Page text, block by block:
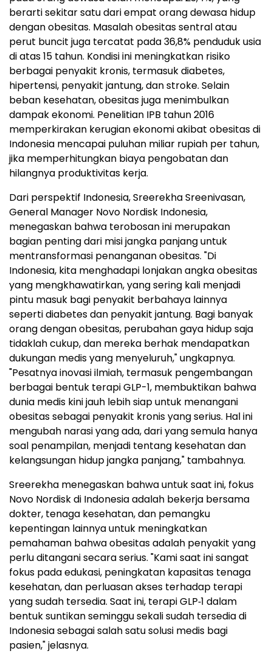
berarti sekitar satu dari empat orang dewasa hidup
dengan obesitas. Masalah obesitas sentral atau
perut buncit juga tercatat pada 36,8% penduduk usia
di atas 15 tahun. Kondisi ini meningkatkan risiko
berbagai penyakit kronis, termasuk diabetes,
hipertensi, penyakit jantung, dan stroke. Selain
beban kesehatan, obesitas juga menimbulkan
dampak ekonomi. Penelitian IPB tahun 2016
memperkirakan kerugian ekonomi akibat obesitas di
Indonesia mencapai puluhan miliar rupiah per tahun,
jika memperhitungkan biaya pengobatan dan
hilangnya produktivitas kerja.
Dari perspektif Indonesia, Sreerekha Sreenivasan,
General Manager Novo Nordisk Indonesia,
menegaskan bahwa terobosan ini merupakan
bagian penting dari misi jangka panjang untuk
mentransformasi penanganan obesitas. "Di
Indonesia, kita menghadapi lonjakan angka obesitas
yang mengkhawatirkan, yang sering kali menjadi
pintu masuk bagi penyakit berbahaya lainnya
seperti diabetes dan penyakit jantung. Bagi banyak
orang dengan obesitas, perubahan gaya hidup saja
tidaklah cukup, dan mereka berhak mendapatkan
dukungan medis yang menyeluruh," ungkapnya.
"Pesatnya inovasi ilmiah, termasuk pengembangan
berbagai bentuk terapi GLP-1, membuktikan bahwa
dunia medis kini jauh lebih siap untuk menangani
obesitas sebagai penyakit kronis yang serius. Hal ini
mengubah narasi yang ada, dari yang semula hanya
soal penampilan, menjadi tentang kesehatan dan
kelangsungan hidup jangka panjang," tambahnya.
Sreerekha menegaskan bahwa untuk saat ini, fokus
Novo Nordisk di Indonesia adalah bekerja bersama
dokter, tenaga kesehatan, dan pemangku
kepentingan lainnya untuk meningkatkan
pemahaman bahwa obesitas adalah penyakit yang
perlu ditangani secara serius. "Kami saat ini sangat
fokus pada edukasi, peningkatan kapasitas tenaga
kesehatan, dan perluasan akses terhadap terapi
yang sudah tersedia. Saat ini, terapi GLP‑1 dalam
bentuk suntikan seminggu sekali sudah tersedia di
Indonesia sebagai salah satu solusi medis bagi
pasien," jelasnya.